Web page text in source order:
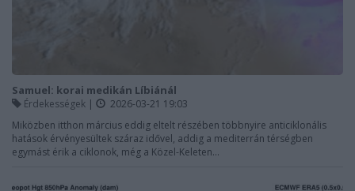
Samuel: korai medikán Líbiánál
Érdekességek |
2026-03-21 19:03
Miközben itthon március eddig eltelt részében többnyire anticiklonális
hatások érvényesültek száraz idővel, addig a mediterrán térségben
egymást érik a ciklonok, még a Közel-Keleten...